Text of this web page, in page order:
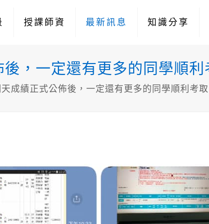
授課師資 最新訊息 知識分享
，一定還有更多的同學順利
成績正式公佈後，一定還有更多的同學順利考取